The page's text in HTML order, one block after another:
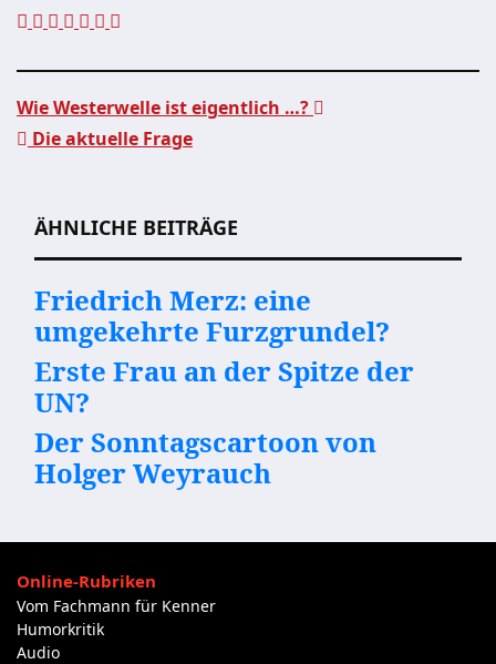
Wie Westerwelle ist eigentlich …?
Die aktuelle Frage
ÄHNLICHE BEITRÄGE
Friedrich Merz: eine
umgekehrte Furzgrundel?
Erste Frau an der Spitze der
UN?
Der Sonntagscartoon von
Holger Weyrauch
Online-Rubriken
Vom Fachmann für Kenner
Humorkritik
Audio